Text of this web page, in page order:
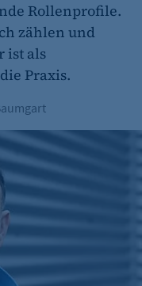
die
Rollenprofile.
zählen und
ist als
Praxis.
um mich